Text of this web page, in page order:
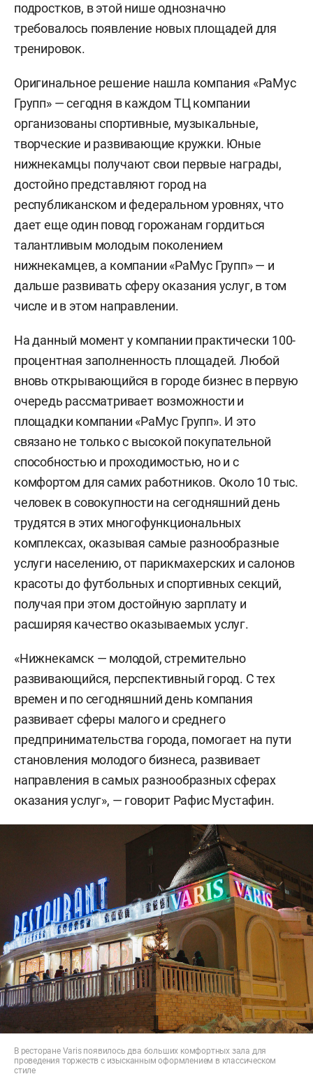
подростков, в этой нише однозначно
требовалось появление новых площадей для
тренировок.
Оригинальное решение нашла компания «РаМус
Групп» — сегодня в каждом ТЦ компании
организованы спортивные, музыкальные,
творческие и развивающие кружки. Юные
нижнекамцы получают свои первые награды,
достойно представляют город на
республиканском и федеральном уровнях, что
дает еще один повод горожанам гордиться
талантливым молодым поколением
нижнекамцев, а компании «РаМус Групп» — и
дальше развивать сферу оказания услуг, в том
числе и в этом направлении.
На данный момент у компании практически 100-
процентная заполненность площадей. Любой
вновь открывающийся в городе бизнес в первую
очередь рассматривает возможности и
площадки компании «РаМус Групп». И это
связано не только с высокой покупательной
способностью и проходимостью, но и с
комфортом для самих работников. Около 10 тыс.
человек в совокупности на сегодняшний день
трудятся в этих многофункциональных
комплексах, оказывая самые разнообразные
услуги населению, от парикмахерских и салонов
красоты до футбольных и спортивных секций,
получая при этом достойную зарплату и
расширяя качество оказываемых услуг.
«Нижнекамск — молодой, стремительно
развивающийся, перспективный город. С тех
времен и по сегодняшний день компания
развивает сферы малого и среднего
предпринимательства города, помогает на пути
становления молодого бизнеса, развивает
направления в самых разнообразных сферах
оказания услуг», — говорит Рафис Мустафин.
В ресторане Varis появилось два больших комфортных зала для
проведения торжеств с изысканным оформлением в классическом
стиле